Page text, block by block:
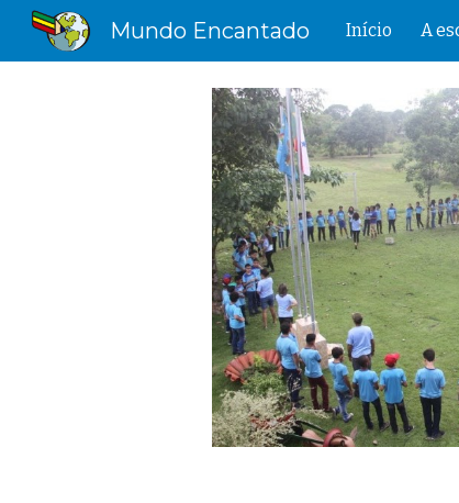
Mundo Encantado Início A